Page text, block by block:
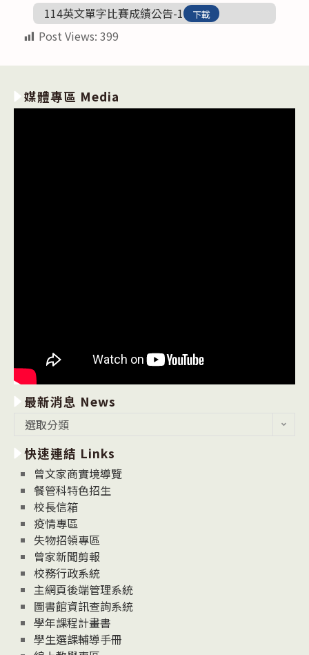
114英文單字比賽成績公告-1
下載
Post Views: 399
媒體專區 Media
最新消息 News
消
息
News
選取分類
快速連結 Links
曾文家商實境導覽
餐管科特色招生
校長信箱
疫情專區
失物招領專區
曾家新聞剪報
校務行政系統
主網頁後端管理系統
圖書館資訊查詢系統
學年課程計畫書
學生選課輔導手冊